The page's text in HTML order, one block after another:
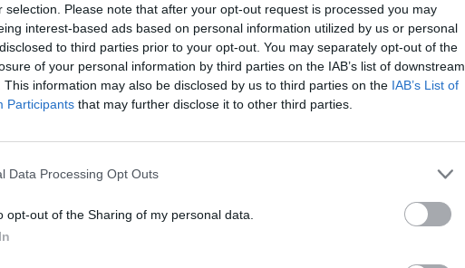
selection. Please note that after your opt-out request is processed you may
interest-based ads based on personal information utilized by us or personal
to third parties prior to your opt-out. You may separately opt-out of the
of your personal information by third parties on the IAB’s list of downstream
This information may also be disclosed by us to third parties on the IAB’s List of
Participants that may further disclose it to other third parties.
Data Processing Opt Outs
opt-out of the Sharing of my personal data.